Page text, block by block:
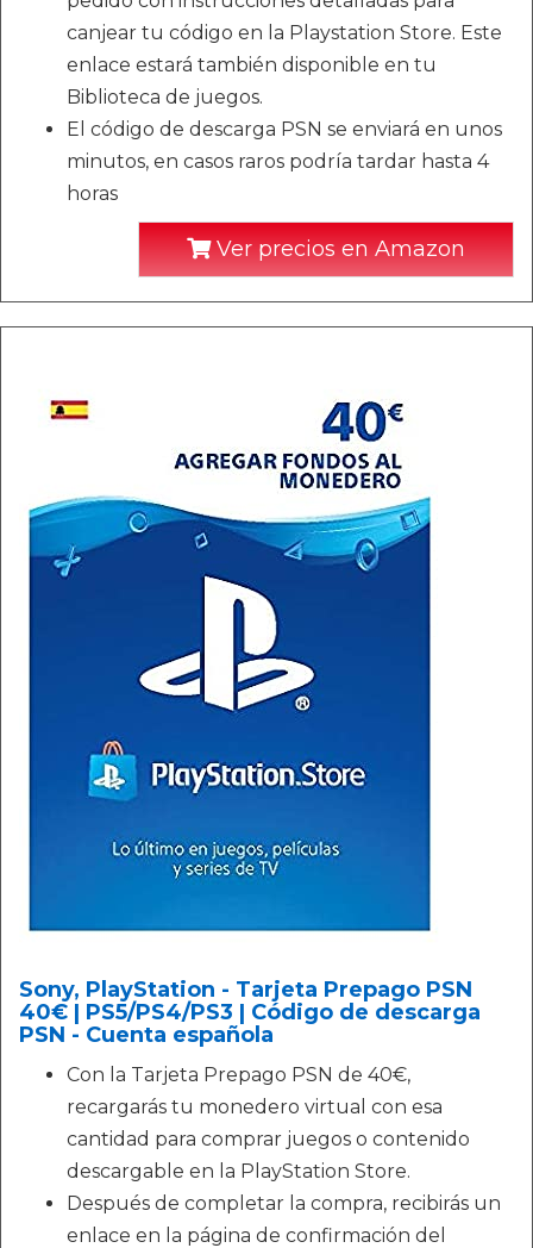
canjear tu código en la Playstation Store. Este
enlace estará también disponible en tu
Biblioteca de juegos.
El código de descarga PSN se enviará en unos
minutos, en casos raros podría tardar hasta 4
horas
Ver precios en Amazon
Sony, PlayStation - Tarjeta Prepago PSN
40€ | PS5/PS4/PS3 | Código de descarga
PSN - Cuenta española
Con la Tarjeta Prepago PSN de 40€,
recargarás tu monedero virtual con esa
cantidad para comprar juegos o contenido
descargable en la PlayStation Store.
Después de completar la compra, recibirás un
enlace en la página de confirmación del